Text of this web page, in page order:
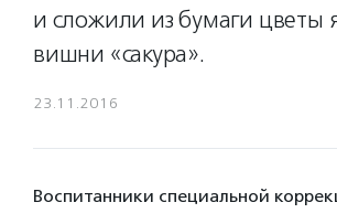
и сложили из бумаги цветы
вишни «сакура».
23.11.2016
Воспитанники специальной